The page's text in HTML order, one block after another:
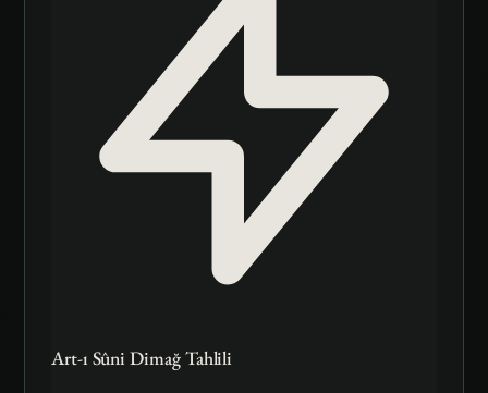
Art-ı Sûni Dimağ Tahlili